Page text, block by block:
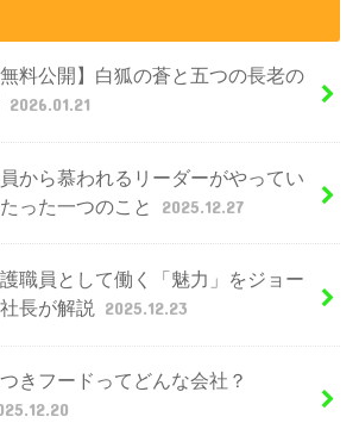
無料公開】白狐の蒼と五つの長老の
2026.01.21
から慕われるリーダーがやってい
った一つのこと
2025.12.27
職員として働く「魅力」をジョー
長が解説
2025.12.23
きフードってどんな会社？